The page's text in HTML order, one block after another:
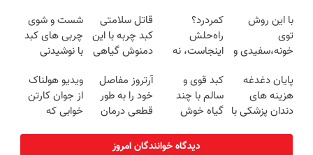
روزه ساخت!
🔥 پرداخت
درب منزل
20سال جوون
شدی🔥
با این روش
توی
خونه،سفیدی و
برگردون
(40%off)
کمردرد؟
راه‌حلش
اینجاست، نه
قاتل سلامتی
کبد چربه با این
دمنوش گیاهی
شست و شوی
چربی های کبد
با نوشیدنی
پایان دغدغه
هزینه های
دندان پزشکی با
کننده خانگی
کبد قوی و
سالم با چند
گیاه خوش
آرتروز مفاصل
خود را به طور
قطعی درمان
◗پرسش‌نامه◖
ویدیو هولناک
از جوان کارتن
خوابی که
دیدگاه خوانندگان امروز